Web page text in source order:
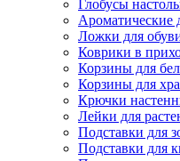
Глобусы
Ароматические
Ложки для
Коврики в
Корзины для
Корзины для
Крючки
Лейки для
Подставки для
Подставки для